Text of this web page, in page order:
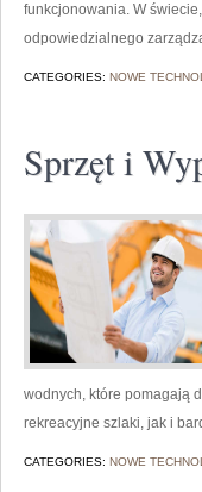
funkcjonowania. W
odpowiedzialnego
CATEGORIES: NOWE
Sprzęt i
wodnych, które pomagają
rekreacyjne szlaki, jak i
CATEGORIES: NOWE